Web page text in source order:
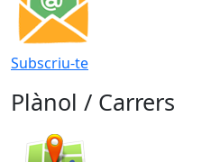
Subscriu-te
Plànol / Carrers